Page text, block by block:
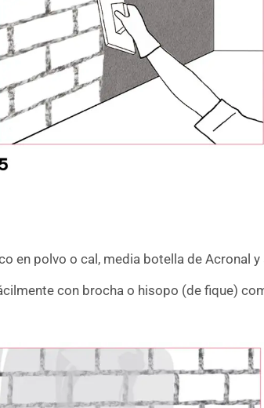
en polvo o cal, media botella de Acronal
con brocha o hisopo (de fique)